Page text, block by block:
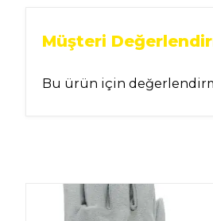
Müşteri
Bu ürün için